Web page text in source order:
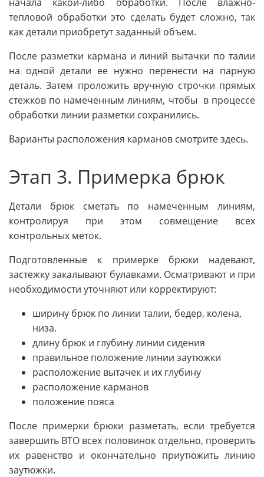
тепловой обработки это сделать будет сложно, так
как детали приобретут заданный объем.
После разметки кармана и линий вытачки по талии
на одной детали ее нужно перенести на парную
деталь. Затем проложить вручную строчки прямых
стежков по намеченным линиям, чтобы в процессе
обработки линии разметки сохранились.
Варианты расположения карманов смотрите здесь.
Этап 3. Примерка брюк
Детали брюк сметать по намеченным линиям,
контролируя при этом совмещение всех
контрольных меток.
Подготовленные к примерке брюки надевают,
застежку закалывают булавками. Осматривают и при
необходимости уточняют или корректируют:
ширину брюк по линии талии, бедер, колена,
низа.
длину брюк и глубину линии сидения
правильное положение линии заутюжки
расположение вытачек и их глубину
расположение карманов
положение пояса
После примерки брюки разметать, если требуется
завершить ВТО всех половинок отдельно, проверить
их равенство и окончательно приутюжить линию
заутюжки.